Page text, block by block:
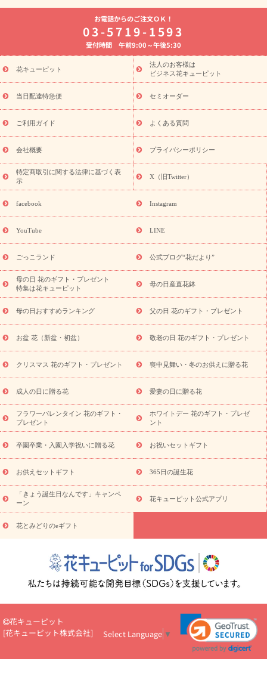
よく贈られる花
お祝いの花特集
誕生日フラワーギフト特集
8月の誕生花(トルコキキョウ)
開店・開業祝い
お供え・お悔やみ お供え・お悔やみの花
通夜・葬儀に贈る花 胡蝶蘭・花鉢
ーブドフラワー
季節のイベント
ひまわり ギフト・プレゼント
特集
お盆 花（新盆・初盆） 季節のイベント
お盆 花（新
盆・初盆）
お盆 花（新盆・初盆）
お盆・お供え 花とセットギ
フト
お盆・お供え プリザーブドフラワー
ひまわり ギフト・プ
レゼント特集
夏の花贈り・お中元・暑中見舞い 花のギフト特集
敬老の日におくる花ギフト・プレゼント特集
花ギフト・プレゼント特集
敬老の日 花のおすすめランキング
敬
老の日 花鉢植えのギフト・プレゼント特集
敬老の日 花とセットギ
フト・プレゼント特集
敬老の日の花 全てのギフト一覧
キャン
ペーン
映画『ウォーターガーディアンズ』コラボキャンペーン
「きょう誕生日なんです」キャンペーン
誕生日の花を探す
誕生日フラワーギフト 誕生日フラワーギフト特集
(トルコキキョウ)
9月の誕生花(リンドウ)
ら探す
お祝いの花特集 当日配達特急便 お祝い商品一覧
念日
結婚祝い 出産祝い 退院祝い・快気祝い
寿祝い
プチギフト ペットのお祝いフラワー
供え・お悔やみ商品一覧
お供え・お悔やみの花
四十九日法要以
お供え プリザーブドフラワー
ペットのお供えフラワー
お盆（新
盆・初盆）
その他 お祝い返し お見舞い
お取り寄せギフト
ビジネス用
ご自宅用 観葉植物 ミディ胡蝶蘭
プリザーブ
ドフラワー
スタイルから探す アレンジメント 花束
スタ
ンド花
お祝い お供え・お悔やみ 胡蝶蘭 胡蝶蘭・花鉢
ディ胡蝶蘭・お祝い
ミディ胡蝶蘭・お供え
世界初の青色胡蝶蘭
観葉植物
観葉植物 産直多肉植物
プリザーブドフラワー
お祝い
お供え・お悔やみ 花とセットギフト
セミオーダー
プチギフト（hanamore -ハナモア-）
花とみどりのeギフト
キューピットのeGfit
カラー ピンク イエローオレンジ
レッ
ド
お花の種類 トルコキキョウ
お祝い お祝い・3000円～ お祝い・4000円～
お祝い・
5000円～
お祝い・7000円～ お祝い・ 10000円～
お供え・お
悔やみ
円～
お供え・お悔やみ・
いのマナー
定年退職祝いのマナー
お祝いを贈るときのマナー・
花キューピットのお祝いコラム一覧
誕生日のお花を「色
彩心理学」で選ぶ方法
結婚祝いの予算相場
出産祝いお役立ち情
ール
新築引っ越し祝いコラム お祝い花のマナー総まとめ
職
場上司や先輩へ贈るお祝い花の正解は？
開店祝いの花 選び方ガイ
お供えを贈るときのマナー・ルール
花キューピットのお供え・
お電話からのご注文ＯＫ！
03-5719-1593
受付時間 午前9:00～午後5:30
花キューピット
法人のお客様は
ビジネス花キューピット
当日配達特急便 セミオーダー
ご利用ガイド よくある質問
会社概要 プライバシーポリシー
特定商取引に関する法律に基づく表
示
X（旧Twitter）
facebook Instagram
YouTube LINE
ごっこランド 公式ブログ“花だより”
母の日 花のギフト・プレゼント
特集は花キューピット
母の日産直花鉢
母の日おすすめランキング 父の日 花のギフト・プレゼント
お盆 花（新盆・初盆） 敬老の日 花のギフト・プレゼント
クリスマス 花のギフト・プレゼント 喪中見舞い・冬のお供えに贈る花
成人の日に贈る花 愛妻の日に贈る花
フラワーバレンタイン 花のギフト・
プレゼント
ホワイトデー 花のギフト・プレゼ
ント
卒園卒業・入園入学祝いに贈る花 お祝いセットギフト
お供えセットギフト 365日の誕生花
「きょう誕生日なんです」キャンペ
ーン
花キューピット公式アプリ
花とみどりのeギフト
花キューピット
[花キューピット株式会社] Select Language ▼